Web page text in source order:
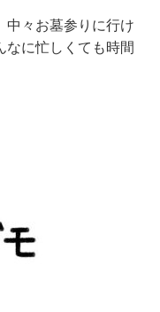
中々お墓参りに行け
なに忙しくても時間